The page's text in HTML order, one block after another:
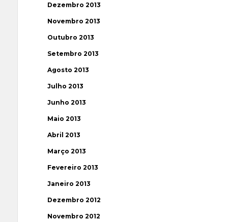
Dezembro 2013
Novembro 2013
Outubro 2013
Setembro 2013
Agosto 2013
Julho 2013
Junho 2013
Maio 2013
Abril 2013
Março 2013
Fevereiro 2013
Janeiro 2013
Dezembro 2012
Novembro 2012